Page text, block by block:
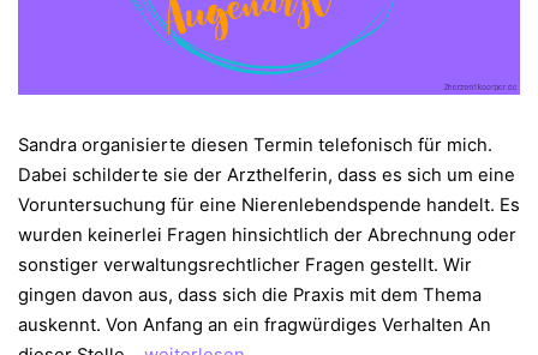
Sandra organisierte diesen Termin telefonisch für mich.
Dabei schilderte sie der Arzthelferin, dass es sich um eine
Voruntersuchung für eine Nierenlebendspende handelt. Es
wurden keinerlei Fragen hinsichtlich der Abrechnung oder
sonstiger verwaltungsrechtlicher Fragen gestellt. Wir
gingen davon aus, dass sich die Praxis mit dem Thema
auskennt. Von Anfang an ein fragwürdiges Verhalten An